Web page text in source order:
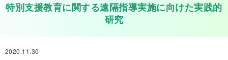
特別支援教育に関する遠隔指導実施に向けた実践的
研究
2020.11.30